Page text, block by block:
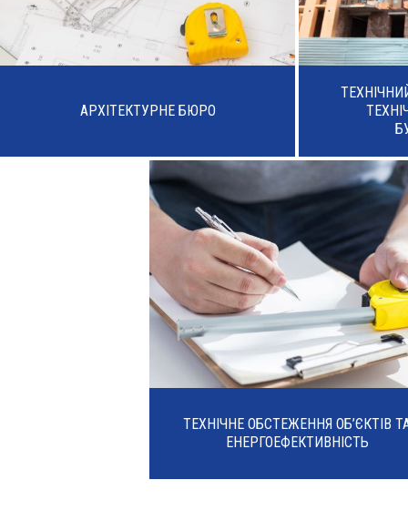
АРХІТЕКТУРНЕ БЮРО
ТЕХНІЧНЕ ОБСТЕЖЕННЯ ОБ’ЄКТІВ
ЕНЕРГОЕФЕКТИВНІСТЬ